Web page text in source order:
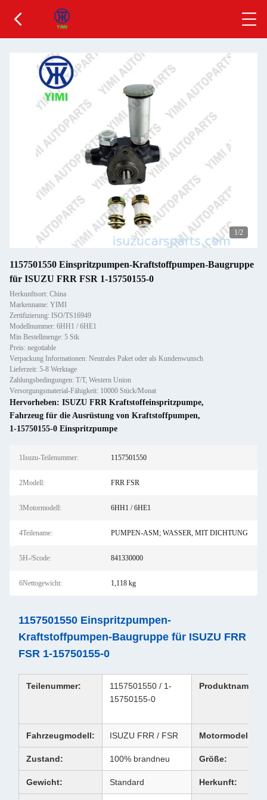
1/2
1157501550 Einspritzpumpen-Kraftstoffpumpen-Baugruppe
für ISUZU FRR FSR 1-15750155-0
Herkunftsort: China
Markenname: YIMI
Zertifizierung: ISO/TS16949
Modellnummer: 6HH1 / 6HE1
Min Bestellmenge: 5 Stk
Preis: negotiable
Verpackung Informationen: Neutrales Paket oder als Kundenwunsch
Lieferzeit: 5-8 Werktage
Zahlungsbedingungen: T/T, Western Union
Versorgungsmaterial-Fähigkeit: 10000 Stück/Monat
Hervorheben: ISUZU FRR Kraftstoffeinspritzpumpe,
Fahrzeug für die Ausrüstung von Kraftstoffpumpen,
1-15750155-0 Einspritzpumpe
1Isuzu-Teilenummer: 1157501550
2Modell: FRR FSR
3Motormodell: 6HH1 / 6HE1
4Teilename: PUMPEN-ASM; WASSER, MIT DICHTUNG
5H-/Scode: 841330000
6Nettogewicht: 1,118 kg
1157501550 Einspritzpumpen-
Kraftstoffpumpen-Baugruppe für ISUZU FRR
FSR 1-15750155-0
Teilenummer:
1157501550 / 1-
15750155-0
Produktname:
Fahrzeugmodell: ISUZU FRR / FSR Motormodell:
Zustand: 100% brandneu Größe:
Gewicht: Standard Herkunft: